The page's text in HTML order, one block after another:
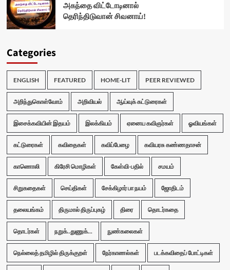
அகந்தை விட்டோடினால்
தெரிந்திடுவான் சிவனாய்!
Categories
ENGLISH FEATURED HOME-LIT PEER REVIEWED
அறிந்துகொள்வோம் அறிவியல் ஆய்வுக் கட்டுரைகள்
இசைக்கவியின் இதயம் இலக்கியம் ஏனைய கவிஞர்கள் ஓவியங்கள்
கட்டுரைகள் கவிதைகள் கவிப்பேழை கவியரசு கண்ணதாசன்
காணொலி கிரேசி மொழிகள் கேள்வி-பதில் சமயம்
சிறுகதைகள் செய்திகள் சேக்கிழார் பா நயம் ஜோதிடம்
தலையங்கம் திருமால் திருப்புகழ் திரை தொடர்கதை
தொடர்கள் நறுக்..துணுக்... நுண்கலைகள்
நெல்லைத் தமிழில் திருக்குறள் நேர்காணல்கள் படக்கவிதைப் போட்டிகள்